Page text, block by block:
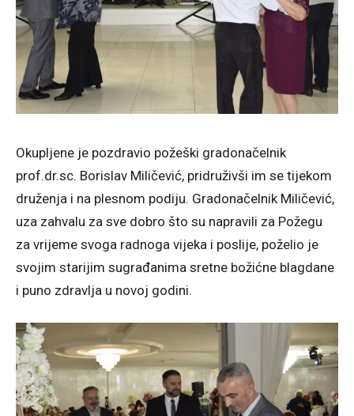
Okupljene je pozdravio požeški gradonačelnik
prof.dr.sc. Borislav Miličević, pridruživši im se tijekom
druženja i na plesnom podiju. Gradonačelnik Miličević,
uza zahvalu za sve dobro što su napravili za Požegu
za vrijeme svoga radnoga vijeka i poslije, poželio je
svojim starijim sugrađanima sretne božićne blagdane
i puno zdravlja u novoj godini.